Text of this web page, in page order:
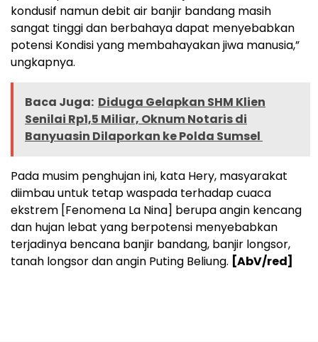
kondusif namun debit air banjir bandang masih
sangat tinggi dan berbahaya dapat menyebabkan
potensi Kondisi yang membahayakan jiwa manusia,”
ungkapnya.
Baca Juga: Diduga Gelapkan SHM Klien
Senilai Rp1,5 Miliar, Oknum Notaris di
Banyuasin Dilaporkan ke Polda Sumsel ‎
Pada musim penghujan ini, kata Hery, masyarakat
diimbau untuk tetap waspada terhadap cuaca
ekstrem [Fenomena La Nina] berupa angin kencang
dan hujan lebat yang berpotensi menyebabkan
terjadinya bencana banjir bandang, banjir longsor,
tanah longsor dan angin Puting Beliung. [AbV/red]